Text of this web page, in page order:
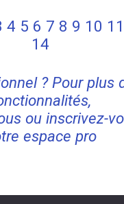
4 5 6 7 8 9 10 11
14
? Pour plus
ou inscrivez-
espace pro